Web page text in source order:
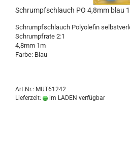
Schrumpfschlauch PO 4,8mm blau
Schrumpfschlauch Polyolefin
Schrumpfrate 2:1
4,8mm 1m
Farbe: Blau
Art.Nr.: MUT61242
Lieferzeit:
im LADEN verfügbar